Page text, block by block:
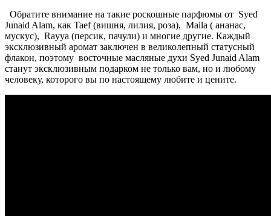
Обратите внимание на такие роскошные парфюмы от Syed
Junaid Alam, как Taef(вишня, лилия, роза), Maila ( ананас,
мускус), Rayya (персик, пачули) и многие другие. Каждый
эксклюзивный аромат заключен в великолепный статусный
флакон, поэтому восточные масляные духи Syed Junaid Alam
станут эксклюзивным подарком не только вам, но и любому
человеку, которого вы по настоящему любите и цените.